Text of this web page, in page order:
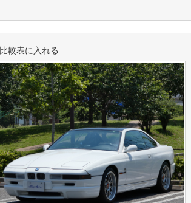
比較表に入れる